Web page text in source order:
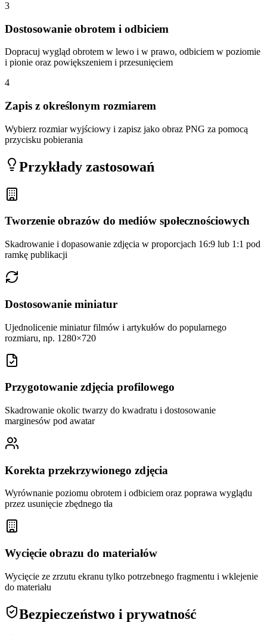
3
Dostosowanie obrotem i odbiciem
Dopracuj wygląd obrotem w lewo i w prawo, odbiciem w poziomie
i pionie oraz powiększeniem i przesunięciem
4
Zapis z określonym rozmiarem
Wybierz rozmiar wyjściowy i zapisz jako obraz PNG za pomocą
przycisku pobierania
Przykłady zastosowań
Tworzenie obrazów do mediów społecznościowych
Skadrowanie i dopasowanie zdjęcia w proporcjach 16:9 lub 1:1 pod
ramkę publikacji
Dostosowanie miniatur
Ujednolicenie miniatur filmów i artykułów do popularnego
rozmiaru, np. 1280×720
Przygotowanie zdjęcia profilowego
Skadrowanie okolic twarzy do kwadratu i dostosowanie
marginesów pod awatar
Korekta przekrzywionego zdjęcia
Wyrównanie poziomu obrotem i odbiciem oraz poprawa wyglądu
przez usunięcie zbędnego tła
Wycięcie obrazu do materiałów
Wycięcie ze zrzutu ekranu tylko potrzebnego fragmentu i wklejenie
do materiału
Bezpieczeństwo i prywatność